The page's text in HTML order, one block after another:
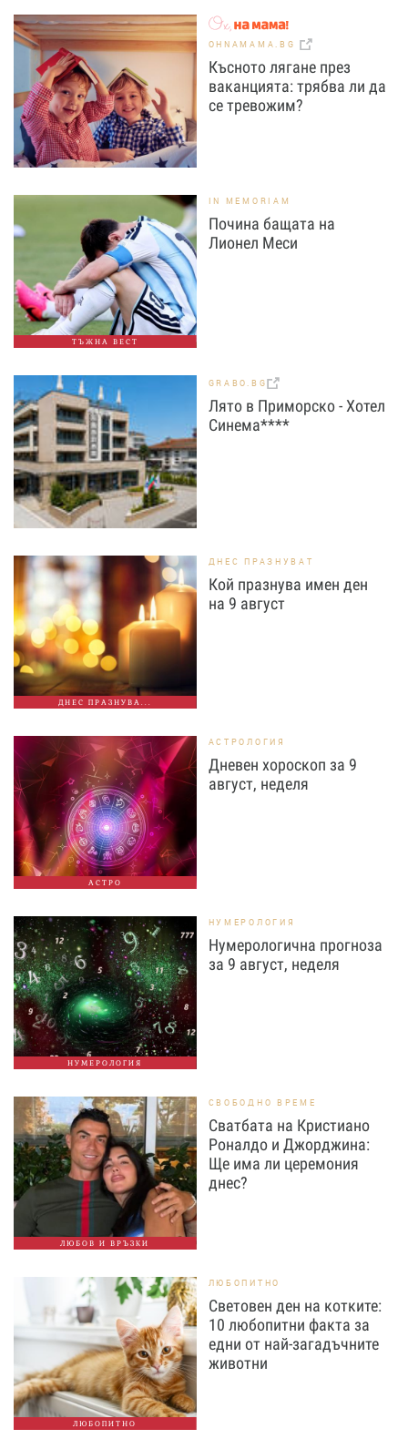
OHNAMAMA.BG
Късното лягане през
ваканцията: трябва ли да
се тревожим?
ТЪЖНА ВЕСТ
IN MEMORIAM
Почина бащата на
Лионел Меси
GRABO.BG
Лято в Приморско - Хотел
Синема****
ДНЕС ПРАЗНУВА...
ДНЕС ПРАЗНУВАТ
Кой празнува имен ден
на 9 август
АСТРО
АСТРОЛОГИЯ
Дневен хороскоп за 9
август, неделя
НУМЕРОЛОГИЯ
НУМЕРОЛОГИЯ
Нумерологична прогноза
за 9 август, неделя
ЛЮБОВ И ВРЪЗКИ
СВОБОДНО ВРЕМЕ
Сватбата на Кристиано
Роналдо и Джорджина:
Ще има ли церемония
днес?
ЛЮБОПИТНО
ЛЮБОПИТНО
Световен ден на котките:
10 любопитни факта за
едни от най-загадъчните
животни